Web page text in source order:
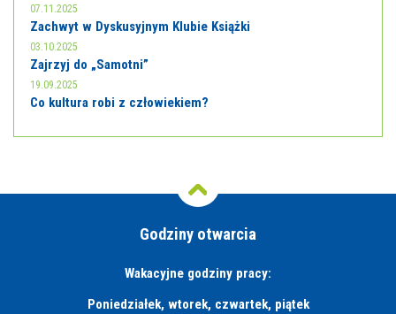
07.11.2025
Zachwyt w Dyskusyjnym Klubie Książki
03.10.2025
Zajrzyj do „Samotni”
19.09.2025
Co kultura robi z człowiekiem?
Godziny otwarcia
Wakacyjne godziny pracy:
Poniedziałek, wtorek, czwartek, piątek